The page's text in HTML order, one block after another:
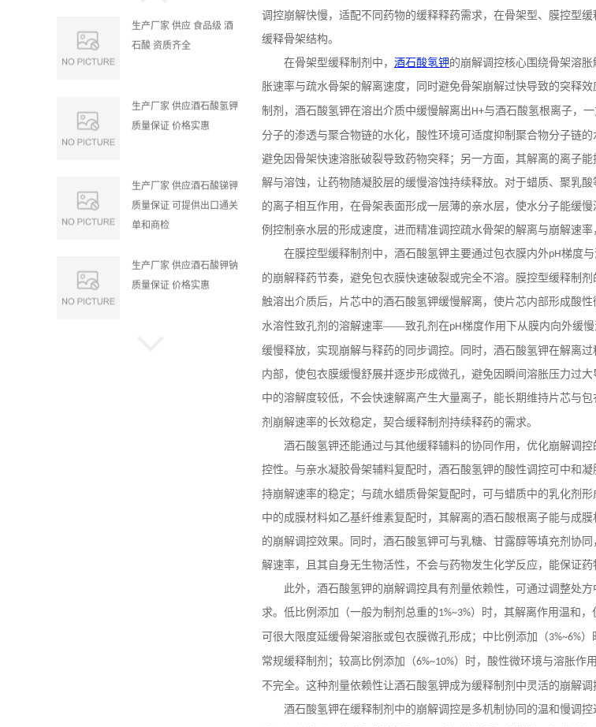
生产厂家 供应 食品级 酒
石酸 资质齐全
生产厂家 供应酒石酸氢钾
质量保证 价格实惠
生产厂家 供应酒石酸锑钾
质量保证 可提供出口通关
单和商检
生产厂家 供应酒石酸钾钠
质量保证 价格实惠
调控崩解快慢，适配不同药物的缓释释药需求，在骨架型、膜控型
缓释骨架结构。
在骨架型缓释制剂中， 酒石酸氢钾的崩解调控核心围绕骨架溶
胀速率与疏水骨架的解离速度，同时避免骨架崩解过快导致的突释
制剂，酒石酸氢钾在溶出介质中缓慢解离出H+与酒石酸氢根离子，
分子的渗透与聚合物链的水化，酸性环境可适度抑制聚合物分子链
避免因骨架快速溶胀破裂导致药物突释；另一方面，其解离的离子
解与溶蚀，让药物随凝胶层的缓慢溶蚀持续释放。对于蜡质、聚乳
的离子相互作用，在骨架表面形成一层薄的亲水层，使水分子能缓
例控制亲水层的形成速度，进而精准调控疏水骨架的解离与崩解速率
在膜控型缓释制剂中，酒石酸氢钾主要通过包衣膜内外pH梯度
的崩解释药节奏，避免包衣膜快速破裂或完全不溶。膜控型缓释制
触溶出介质后，片芯中的酒石酸氢钾缓慢解离，使片芯内部形成酸
水溶性致孔剂的溶解速率——致孔剂在pH梯度作用下从膜内向外缓
缓慢释放，实现崩解与释药的同步调控。同时，酒石酸氢钾在解离
内部，使包衣膜缓慢舒展并逐步形成微孔，避免因瞬间溶胀压力过
中的溶解度较低，不会快速解离产生大量离子，能长期维持片芯与包
剂崩解速率的长效稳定，契合缓释制剂持续释药的需求。
酒石酸氢钾还能通过与其他缓释辅料的协同作用，优化崩解调
控性。与亲水凝胶骨架辅料复配时，酒石酸氢钾的酸性调控可中和
持崩解速率的稳定；与疏水蜡质骨架复配时，可与蜡质中的乳化剂
中的成膜材料如乙基纤维素复配时，其解离的酒石酸根离子能与成
的崩解调控效果。同时，酒石酸氢钾可与乳糖、甘露醇等填充剂协
解速率，且其自身无生物活性，不会与药物发生化学反应，能保证药
此外，酒石酸氢钾的崩解调控具有剂量依赖性，可通过调整处
求。低比例添加（一般为制剂总重的1%~3%）时，其解离作用温和
可很大限度延缓骨架溶胀或包衣膜微孔形成；中比例添加（3%~6%）
常规缓释制剂；较高比例添加（6%~10%）时，酸性微环境与溶胀作
不完全。这种剂量依赖性让酒石酸氢钾成为缓释制剂中灵活的崩解
酒石酸氢钾在缓释制剂中的崩解调控是多机制协同的温和慢调控